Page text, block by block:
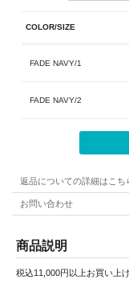
COLOR/SIZE
FADE NAVY/1
FADE NAVY/2
返品についての詳細はこち
お問い合わせ
商品説明
税込11,000円以上お買い上